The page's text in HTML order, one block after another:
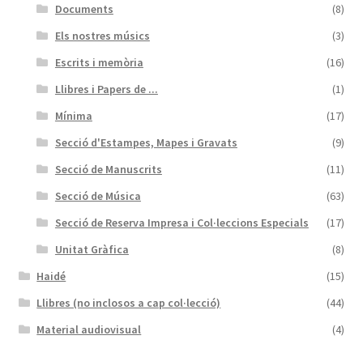
Documents
(8)
Els nostres músics
(3)
Escrits i memòria
(16)
Llibres i Papers de ...
(1)
Mínima
(17)
Secció d'Estampes, Mapes i Gravats
(9)
Secció de Manuscrits
(11)
Secció de Música
(63)
Secció de Reserva Impresa i Col·leccions Especials
(17)
Unitat Gràfica
(8)
Haidé
(15)
Llibres (no inclosos a cap col·lecció)
(44)
Material audiovisual
(4)